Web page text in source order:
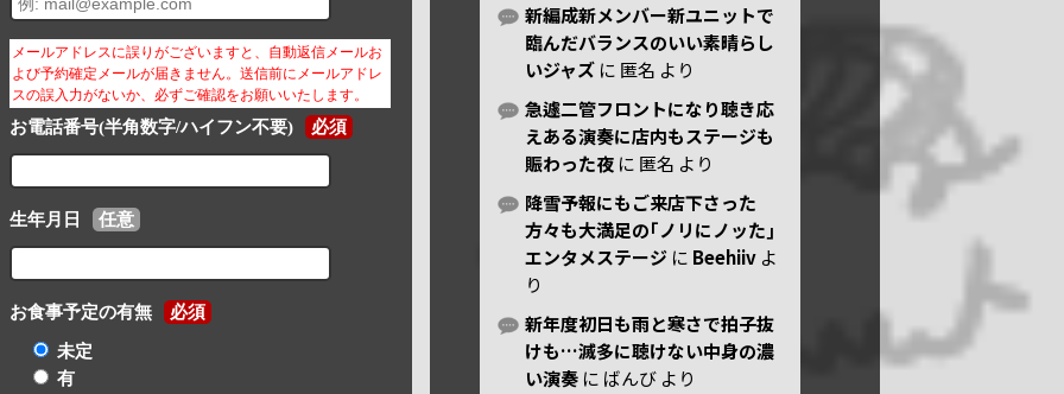
メールアドレスに誤りがございますと、自動返信メールお
よび予約確定メールが届きません。送信前にメールアドレ
スの誤入力がないか、必ずご確認をお願いいたします。
お電話番号(半角数字/ハイフン不要) 必須
生年月日 任意
お食事予定の有無 必須
未定
有
新編成新メンバー新ユニットで
臨んだバランスのいい素晴らし
いジャズ に 匿名 より
急遽二管フロントになり聴き応
えある演奏に店内もステージも
賑わった夜 に 匿名 より
降雪予報にもご来店下さった
方々も大満足の｢ノリにノッた｣
エンタメステージ に Beehiiv よ
り
新年度初日も雨と寒さで拍子抜
けも…滅多に聴けない中身の濃
い演奏 に ばんび より